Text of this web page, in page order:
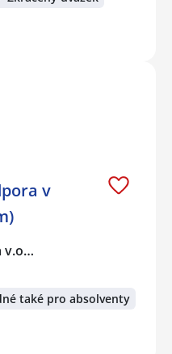
v
v.o…
také pro absolventy